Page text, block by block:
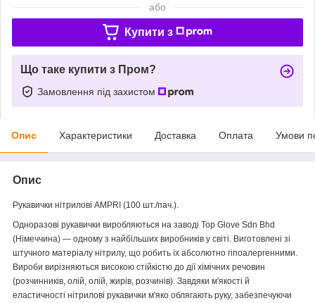
або
Купити з
Що таке купити з Пром?
Замовлення під захистом
Опис Характеристики Доставка Оплата Умови
Опис
Рукавички нітрилові AMPRI (100 шт./пач.).
Одноразові рукавички виробляються на заводі Top Glove Sdn Bhd
(Німеччина) — одному з найбільших виробників у світі. Виготовлені зі
штучного матеріалу нітрилу, що робить їх абсолютно гіпоалергенними.
Вироби вирізняються високою стійкістю до дії хімічних речовин
(розчинників, олій, олій, жирів, розчинів). Завдяки м'якості й
еластичності нітрилові рукавички м'яко облягають руку, забезпечуючи